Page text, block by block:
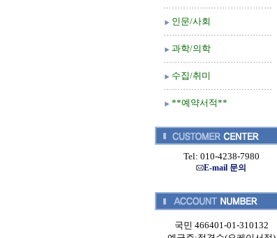
인문/사회
과학/의학
수집/취미
**예약서적**
Tel: 010-4238-7980
E-mail 문의
국민 466401-01-310132